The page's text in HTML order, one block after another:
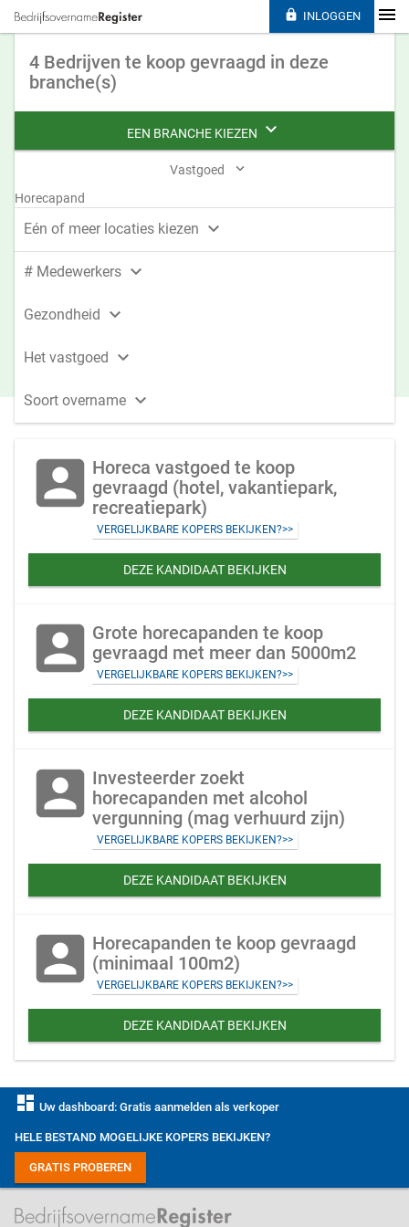
4 Bedrijven te koop gevraagd in deze
branche(s)
EEN BRANCHE KIEZEN 
Vastgoed 
Horecapand
Eén of meer locaties kiezen 
# Medewerkers 
Gezondheid 
Het vastgoed 
Soort overname 
account_box Horeca vastgoed te koop
gevraagd (hotel, vakantiepark,
recreatiepark)
VERGELIJKBARE KOPERS BEKIJKEN?>>
DEZE KANDIDAAT BEKIJKEN
account_box Grote horecapanden te koop
gevraagd met meer dan 5000m2
VERGELIJKBARE KOPERS BEKIJKEN?>>
DEZE KANDIDAAT BEKIJKEN
account_box Investeerder zoekt
horecapanden met alcohol
vergunning (mag verhuurd zijn)
VERGELIJKBARE KOPERS BEKIJKEN?>>
DEZE KANDIDAAT BEKIJKEN
account_box Horecapanden te koop gevraagd
(minimaal 100m2)
VERGELIJKBARE KOPERS BEKIJKEN?>>
DEZE KANDIDAAT BEKIJKEN
 INLOGGEN
dashboard Uw dashboard: Gratis aanmelden als verkoper
HELE BESTAND MOGELIJKE KOPERS BEKIJKEN?
GRATIS PROBEREN